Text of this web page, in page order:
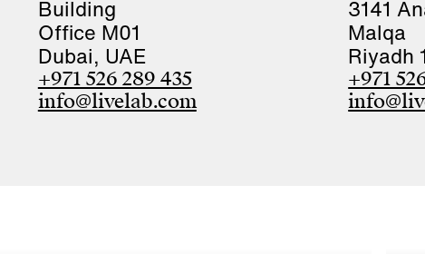
Building
Office M01
Dubai, UAE
+971 526 289 435
info@livelab.com
3141
Malqa
Riyadh
+971